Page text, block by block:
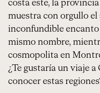
costa este, la
muestra con orgullo el
inconfundible
mismo nombre,
cosmopolita en
¿Te gustaría un viaje
conocer estas